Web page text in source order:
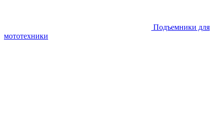
Подъемники для
мототехники